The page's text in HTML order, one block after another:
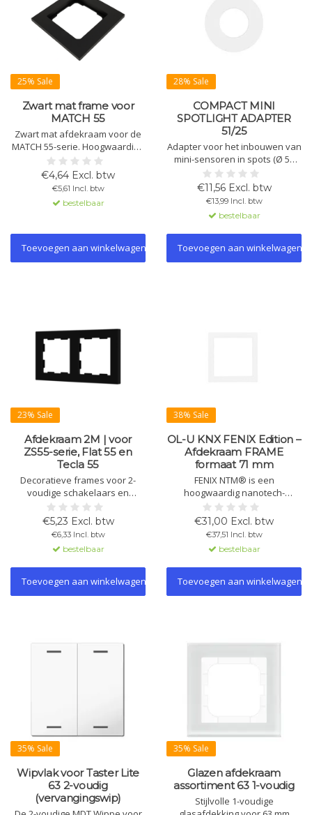
25% Sale
Zwart mat frame voor
MATCH 55
Zwart mat afdekraam voor de
MATCH 55-serie. Hoogwaardige
afwerking en strak design voor
moderne KNX-installaties.
€4,64 Excl. btw
€5,61 Incl. btw
bestelbaar
Toevoegen aan winkelwagen
28% Sale
COMPACT MINI
SPOTLIGHT ADAPTER
51/25
Adapter voor het inbouwen van
mini-sensoren in spots (Ø 51
mm). Geschikt voor PD-C/MD-C
360i/8 en 12 mini. Gemaakt van
opaal-mat PMMA.
€11,56 Excl. btw
€13,99 Incl. btw
bestelbaar
Toevoegen aan winkelwagen
23% Sale
Afdekraam 2M | voor
ZS55-serie, Flat 55 en
Tecla 55
Decoratieve frames voor 2-
voudige schakelaars en
wandcontactdozen van de
ZS55-serie. Verkrijgbaar in
diverse kleuren. Dikte vanaf de
muur: 9,5 mm. Halogeenvrij.
€5,23 Excl. btw
€6,33 Incl. btw
bestelbaar
Toevoegen aan winkelwagen
38% Sale
OL-U KNX FENIX Edition –
Afdekraam FRAME
formaat 71 mm
FENIX NTM® is een
hoogwaardig nanotech-
materiaal met een supermat
oppervlak, anti-fingerprint
eigenschappen, soft-touch
gevoel en hoge
krasbestendigheid. Ideaal voor
luxe KNX-afwerkingen.
€31,00 Excl. btw
€37,51 Incl. btw
bestelbaar
Toevoegen aan winkelwagen
35% Sale
Wipvlak voor Taster Lite
63 2-voudig
(vervangingswip)
35% Sale
Glazen afdekraam
assortiment 63 1-voudig
Stijlvolle 1-voudige